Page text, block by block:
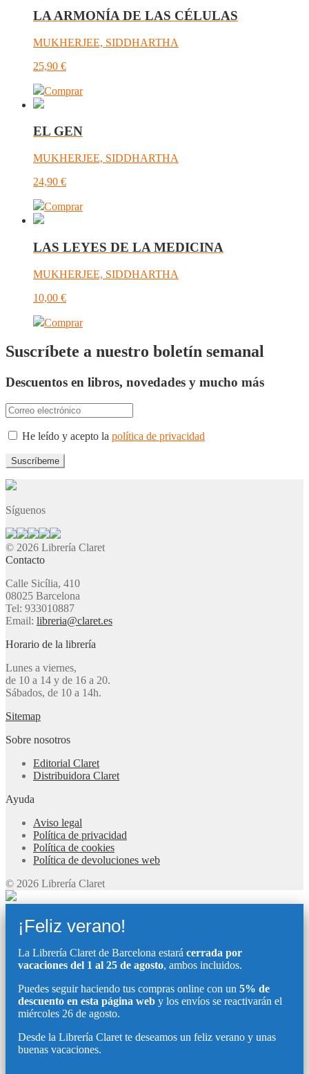
LA ARMONÍA DE LAS CÉLULAS
MUKHERJEE, SIDDHARTHA
25,90 €
Comprar
EL GEN
MUKHERJEE, SIDDHARTHA
24,90 €
Comprar
LAS LEYES DE LA MEDICINA
MUKHERJEE, SIDDHARTHA
10,00 €
Comprar
Suscríbete a nuestro boletín semanal
Descuentos en libros, novedades y mucho más
He leído y acepto la política de privacidad
Síguenos
© 2026 Librería Claret
Contacto
Calle Sicília, 410
08025 Barcelona
Tel: 933010887
Email: libreria@claret.es
Horario de la librería
Lunes a viernes,
de 10 a 14 y de 16 a 20.
Sábados, de 10 a 14h.
Sitemap
Sobre nosotros
Editorial Claret
Distribuidora Claret
Ayuda
Aviso legal
Política de privacidad
Política de cookies
Política de devoluciones web
© 2026 Librería Claret
¡Feliz verano!
La Librería Claret de Barcelona estará cerrada por
vacaciones del 1 al 25 de agosto, ambos incluidos.
Puedes seguir haciendo tus compras online con un 5% de
descuento en esta página web y los envíos se reactivarán el
miércoles 26 de agosto.
Desde la Librería Claret te deseamos un feliz verano y unas
buenas vacaciones.